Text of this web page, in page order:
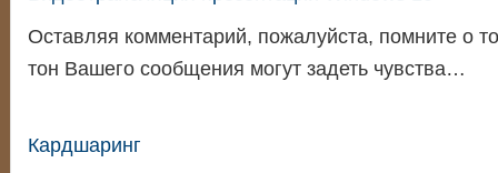
Оставляя комментарий, пожалуйста, помните о
тон Вашего сообщения могут задеть чувства…
Кардшаринг